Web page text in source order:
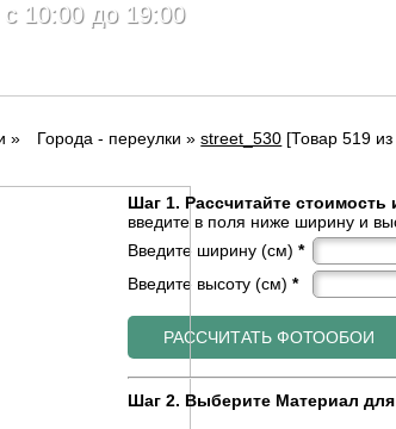
c 10:00 до 19:00
» Города - переулки »street_530 [Товар 519
Шаг 1. Рассчитайте
введите в поля ниже ширину и
Введите ширину (см) *
Введите высоту (см) *
Шаг 2. Выберите Материал